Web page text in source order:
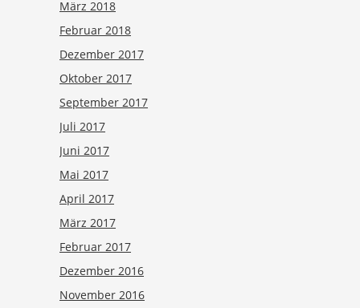
März 2018
Februar 2018
Dezember 2017
Oktober 2017
September 2017
Juli 2017
Juni 2017
Mai 2017
April 2017
März 2017
Februar 2017
Dezember 2016
November 2016